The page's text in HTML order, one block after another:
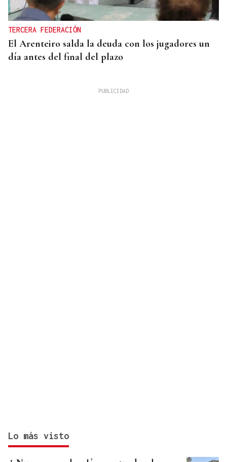
TERCERA FEDERACIÓN
El Arenteiro salda la deuda con los jugadores un
día antes del final del plazo
Lo más visto